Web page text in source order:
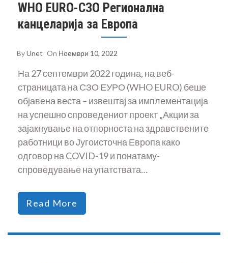
WHO EURO-СЗО Регионална
канцеларија за Европа
ByUnet On Ноември 10, 2022
На 27 септември 2022 година, на веб-
страницата на СЗО ЕУРО (WHO EURO) беше
објавена веста – извештај за имплементација
на успешно спроведениот проект „Акции за
зајакнување на отпорноста на здравствените
работници во Југоисточна Европа како
одговор на COVID-19 и понатаму-
спроведување на упатствата…
Read More